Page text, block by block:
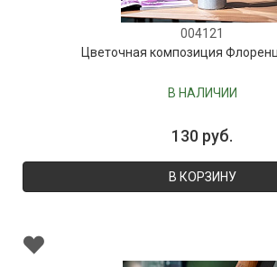
004121
Цветочная композиция
В НАЛИЧИИ
130 руб.
В КОРЗИНУ